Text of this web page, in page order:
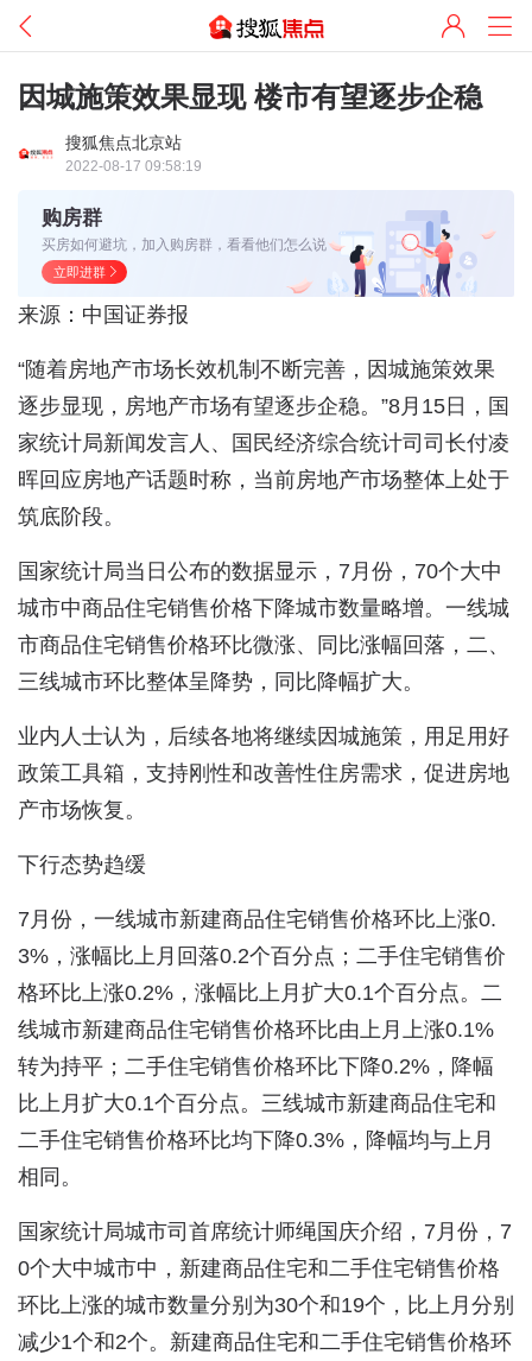
因城施策效果显现 楼市有望逐步企稳
搜狐焦点北京站
2022-08-17 09:58:19
购房群
买房如何避坑，加入购房群，看看他们怎么说
立即进群
来源：中国证券报
“随着房地产市场长效机制不断完善，因城施策效果
逐步显现，房地产市场有望逐步企稳。”8月15日，国
家统计局新闻发言人、国民经济综合统计司司长付凌
晖回应房地产话题时称，当前房地产市场整体上处于
筑底阶段。
国家统计局当日公布的数据显示，7月份，70个大中
城市中商品住宅销售价格下降城市数量略增。一线城
市商品住宅销售价格环比微涨、同比涨幅回落，二、
三线城市环比整体呈降势，同比降幅扩大。
业内人士认为，后续各地将继续因城施策，用足用好
政策工具箱，支持刚性和改善性住房需求，促进房地
产市场恢复。
下行态势趋缓
7月份，一线城市新建商品住宅销售价格环比上涨0.
3%，涨幅比上月回落0.2个百分点；二手住宅销售价
格环比上涨0.2%，涨幅比上月扩大0.1个百分点。二
线城市新建商品住宅销售价格环比由上月上涨0.1%
转为持平；二手住宅销售价格环比下降0.2%，降幅
比上月扩大0.1个百分点。三线城市新建商品住宅和
二手住宅销售价格环比均下降0.3%，降幅均与上月
相同。
国家统计局城市司首席统计师绳国庆介绍，7月份，7
0个大中城市中，新建商品住宅和二手住宅销售价格
环比上涨的城市数量分别为30个和19个，比上月分别
减少1个和2个。新建商品住宅和二手住宅销售价格环